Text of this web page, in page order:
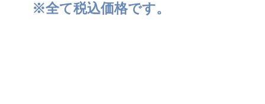
※全て税込価格です。